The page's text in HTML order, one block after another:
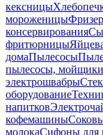
кексницы
мороженицы
консервирования
фритюрницы
домаПылесосы
пылесосы,
электрошвабры
оборудование
напитков
кофемашины
молокаСифоны для